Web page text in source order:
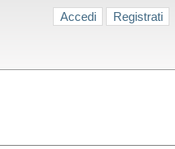
Accedi Registrati